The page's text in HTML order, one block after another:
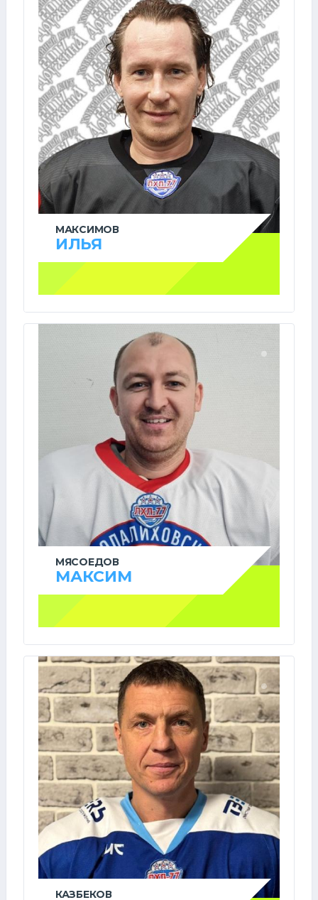
МАКСИМОВ
ИЛЬЯ
МЯСОЕДОВ
МАКСИМ
КАЗБЕКОВ